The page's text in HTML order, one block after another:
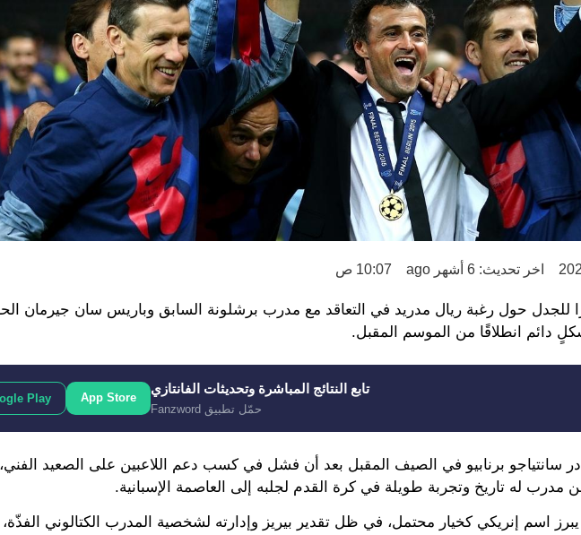
اخر تحديث: 6 أشهر ago 10:07 ص
للجدل حول رغبة ريال مدريد في التعاقد مع مدرب برشلونة السابق وباريس سان جيرمان
دائم انطلاقًا من الموسم المقبل.
تابع النتائج المباشرة وتحديثات الفانتازي
حمّل تطبيق Fanzword
App Store
Play
سانتياجو برنابيو في الصيف المقبل بعد أن فشل في كسب دعم اللاعبين على الصعيد
عن مدرب له تاريخ وتجربة طويلة في كرة القدم لجلبه إلى العاصمة الإسبانية.
اسم إنريكي كخيار محتمل، في ظل تقدير بيريز وإدارته لشخصية المدرب الكتالوني